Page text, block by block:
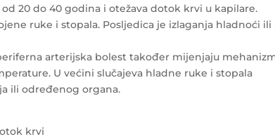
20 do 40 godina i otežava dotok krvi u kapilare.
ruke i stopala. Posljedica je izlaganja hladnoći ili
arterijska bolest također mijenjaju
U većini slučajeva hladne ruke i stopala
ili određenog organa.
krvi